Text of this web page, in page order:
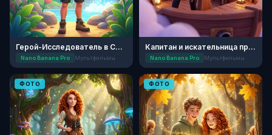
Герой-Исследователь в Стиле Pixar
Nano Banana Pro Мультфильмы
Капитан и искательница приключений
Nano Banana Pro Мультфильмы
ФОТО ФОТО